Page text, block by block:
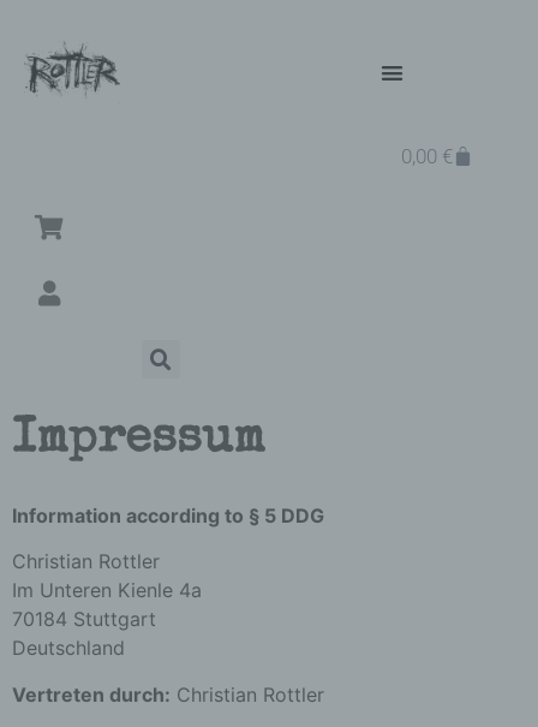
0,00 €
Impressum
Information according to § 5 DDG
Christian Rottler
Im Unteren Kienle 4a
70184 Stuttgart
Deutschland
Vertreten durch: Christian Rottler